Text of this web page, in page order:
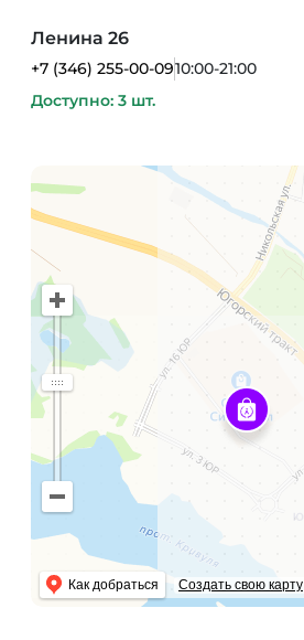
Ленина 26
+7 (346) 255-00-0910:00-21:00
Доступно: 3 шт.
Как добраться Создать свою карту